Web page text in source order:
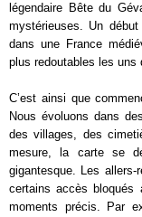
légendaire Bête du
mystérieuses. Un
dans une France
plus redoutables les uns
C’est ainsi que
Nous évoluons dans
des villages, des
mesure, la carte se
gigantesque. Les
certains accès bloqués
moments précis. Par